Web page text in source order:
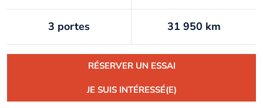
3 portes 31 950 km
RÉSERVER UN ESSAI
JE SUIS INTÉRESSÉ(E)